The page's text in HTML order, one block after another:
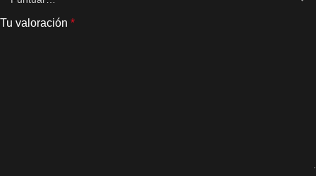
Tu valoración *